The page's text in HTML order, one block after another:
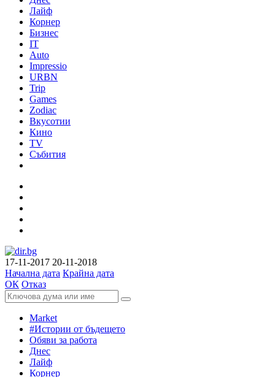
Лайф
Корнер
Бизнес
IT
Auto
Impressio
URBN
Trip
Games
Zodiac
Вкусотии
Кино
TV
Събития
17-11-2017 20-11-2018
Начална дата Крайна дата
ОК Отказ
Market
#Истории от бъдещето
Обяви за работа
Днес
Лайф
Корнер